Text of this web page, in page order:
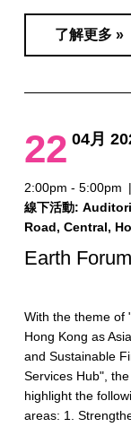
了解更多 »
22 04月
2:00pm - 5:00pm |
線下活動:
Road, Central,
Earth
With the theme of
Hong Kong as
and Sustainable
Services Hub",
highlight the
areas: 1.